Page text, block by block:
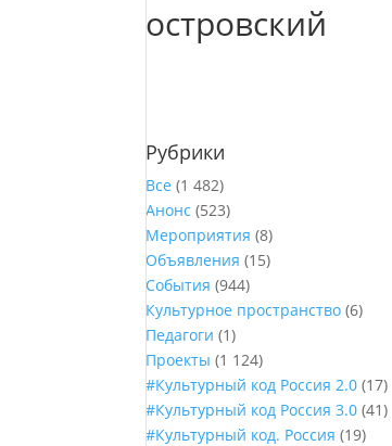
островский
Рубрики
Все (1 482)
Анонс (523)
Мероприятия (8)
Объявления (15)
События (944)
Культурное пространство (6)
Педагоги (1)
Проекты (1 124)
#Культурный код Россия 2.0 (17)
#Культурный код Россия 3.0 (41)
#Культурный код. Россия (19)